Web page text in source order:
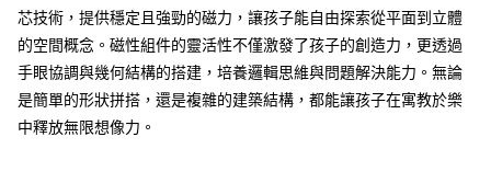
元大商業銀行
永豐商業銀行
玉山商業銀行
星展（台灣）商業銀行
台灣樂天信用卡公司
Google Pay
ATM付款
運送方式
芯技術，提供穩定且強勁的磁力，讓孩子能自由探索從平面到立體
的空間概念。磁性組件的靈活性不僅激發了孩子的創造力，更透過
手眼協調與幾何結構的搭建，培養邏輯思維與問題解決能力。無論
是簡單的形狀拼搭，還是複雜的建築結構，都能讓孩子在寓教於樂
中釋放無限想像力。